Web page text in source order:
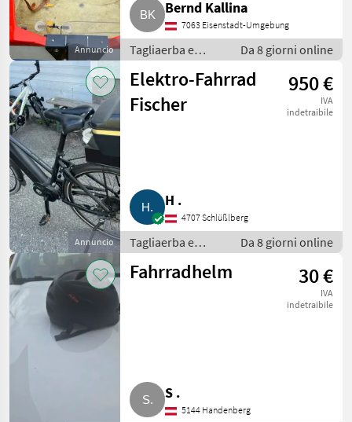
Annuncio
Bernd Kallina
7063 Eisenstadt-Umgebung
Tagliaerba e
macchine da
giardinaggio /
Attrezzatura
sportiva
Da 8 giorni online
Annuncio
Elektro-Fahrrad
Fischer
950 €
IVA
indetraibile
H .
4707 Schlüßlberg
Tagliaerba e
macchine da
giardinaggio /
Da 8 giorni online
Fahrradhelm 30 €
IVA
indetraibile
S .
5144 Handenberg